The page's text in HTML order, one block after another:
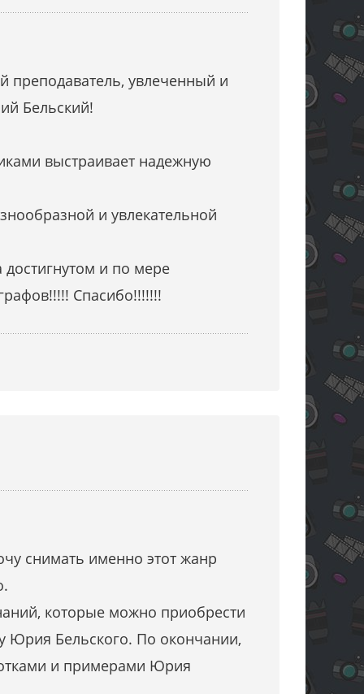
преподаватель, увлеченный и
Бельский!
выстраивает надежную
и увлекательной
и по мере
Спасибо!!!!!!!
снимать именно этот жанр
которые можно приобрести
Юрия Бельского. По окончании,
и примерами Юрия